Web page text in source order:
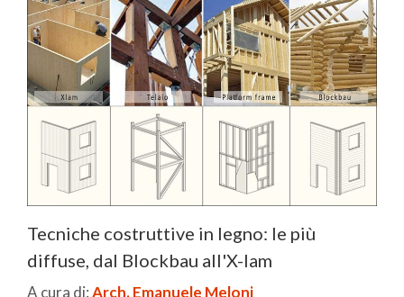
Tecniche costruttive in legno: le più
diffuse, dal Blockbau all'X-lam
A cura di:Arch. Emanuele Meloni